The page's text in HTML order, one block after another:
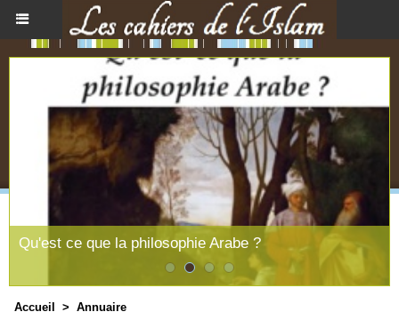
Qu'est ce que la philosophie Arabe ?
Accueil > Annuaire